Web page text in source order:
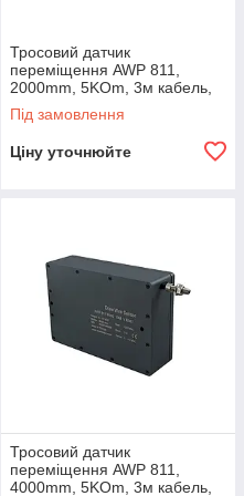
навантажувачах;
деревообробних
верстатах;
будівельній техніці;
конвеєрних системах;
AWP 820
Тросовий датчик
переміщення AWP 811,
2000mm, 5KOm, 3м кабель,
IP67
Під замовлення
Ціну уточнюйте
Тросовий датчик
переміщення AWP 811,
4000mm, 5KOm, 3м кабель,